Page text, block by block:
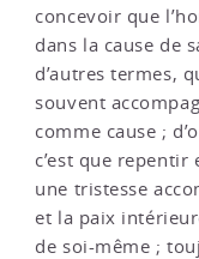
concevoir que
dans la cause de
d’autres termes,
souvent
comme cause ;
c’est que
une tristesse
et la paix
de soi-même ;